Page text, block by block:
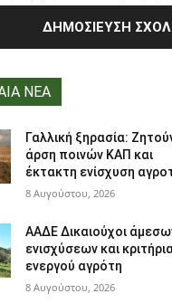
ΝΕΑ
Γαλλική ξηρασία:
άρση ποινών ΚΑΠ και
έκτακτη ενίσχυση
8 Αυγούστου, 2026
ΑΑΔΕ Δικαιούχοι
ενισχύσεων και
ενεργού αγρότη
8 Αυγούστου, 2026